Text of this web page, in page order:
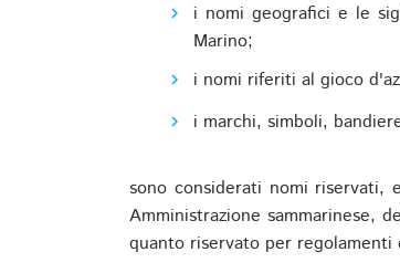
i nomi geografici e le
Marino;
i nomi riferiti al gioco
i marchi, simboli,
sono considerati nomi riservati,
Amministrazione sammarinese,
quanto riservato per regolamenti